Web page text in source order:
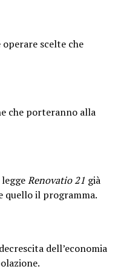
scelte che
che porteranno alla
Renovatio 21 già
quello il programma.
dell’economia